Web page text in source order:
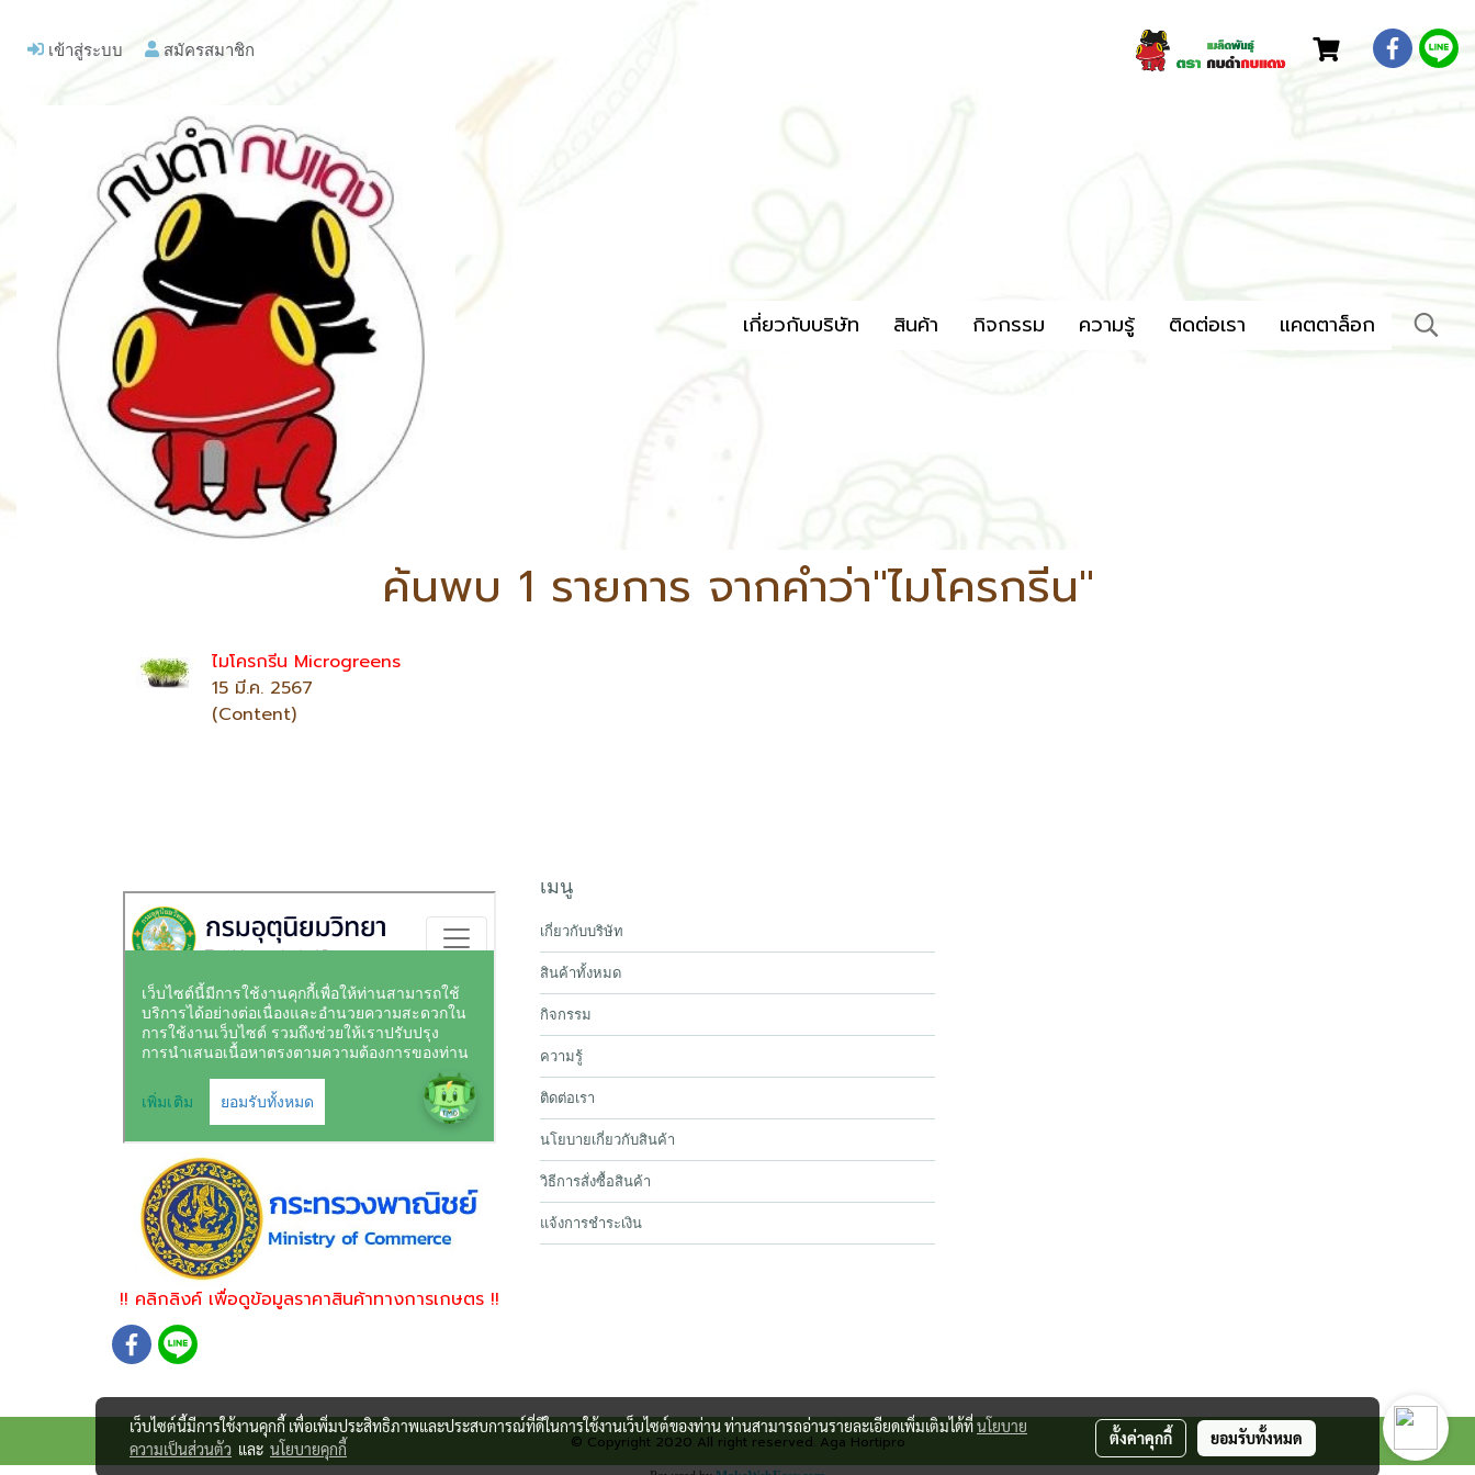
เข้าสู่ระบบ สมัครสมาชิก
เกี่ยวกับบริษัท สินค้า กิจกรรม ความรู้ ติดต่อเรา แคตตาล็อก
ค้นพบ 1 รายการ จากคำว่า"ไมโครกรีน"
ไมโครกรีน Microgreens
15 มี.ค. 2567
(Content)
!! คลิกลิงค์ เพื่อดูข้อมูลราคาสินค้าทางการเกษตร !!
เมนู
เกี่ยวกับบริษัท
สินค้าทั้งหมด
กิจกรรม
ความรู้
ติดต่อเรา
นโยบายเกี่ยวกับสินค้า
วิธีการสั่งซื้อสินค้า
แจ้งการชำระเงิน
© Copyright 2020 All right reserved. Aga Hortipro
เว็บไซต์นี้มีการใช้งานคุกกี้ เพื่อเพิ่มประสิทธิภาพและประสบการณ์ที่ดีในการใช้งานเว็บไซต์ของท่าน ท่านสามารถอ่านรายละเอียดเพิ่มเติมได้ที่นโยบาย
ความเป็นส่วนตัว และ นโยบายคุกกี้
ตั้งค่าคุกกี้ ยอมรับทั้งหมด